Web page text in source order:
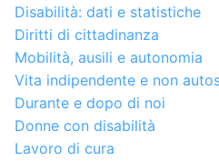
Disabilità: dati e statistiche
Diritti di cittadinanza
Mobilità, ausili e autonomia
Vita indipendente e non
Durante e dopo di noi
Donne con disabilità
Lavoro di cura